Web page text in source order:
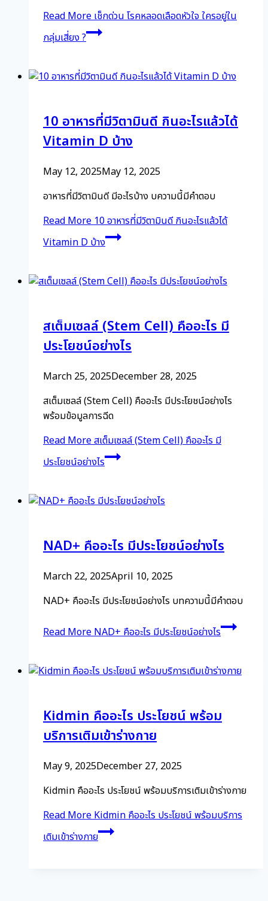
Read Moreเช็กด่วน โรคหลอดเลือดหัวใจ ใครอยู่ใน
กลุ่มเสี่ยง ?
10 อาหารที่มีวิตามินดี กินอะไรแล้วได้
Vitamin D บ้าง
May 12, 2025May 12, 2025
อาหารที่มีวิตามินดี มีอะไรบ้าง บความนี้มีคำตอบ
Read More10 อาหารที่มีวิตามินดี กินอะไรแล้วได้
Vitamin D บ้าง
สเต็มเซลล์ (Stem Cell) คืออะไร มี
ประโยชน์อย่างไร
March 25, 2025December 28, 2025
สเต็มเซลล์ (Stem Cell) คืออะไร มีประโยชน์อย่างไร
พร้อมข้อมูลการฉีด
Read Moreสเต็มเซลล์ (Stem Cell) คืออะไร มี
ประโยชน์อย่างไร
NAD+ คืออะไร มีประโยชน์อย่างไร
March 22, 2025April 10, 2025
NAD+ คืออะไร มีประโยชน์อย่างไร บทความนี้มีคำตอบ
Read MoreNAD+ คืออะไร มีประโยชน์อย่างไร
Kidmin คืออะไร ประโยชน์ พร้อม
บริการเติมเข้าร่างกาย
May 9, 2025December 27, 2025
Kidmin คืออะไร ประโยชน์ พร้อมบริการเติมเข้าร่างกาย
Read MoreKidmin คืออะไร ประโยชน์ พร้อมบริการ
เติมเข้าร่างกาย